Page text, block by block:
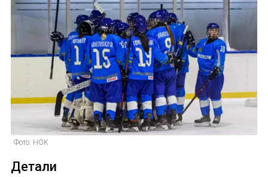
Фото: НОК
Детали